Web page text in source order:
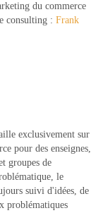
du commerce
consulting : Frank
exclusivement sur
pour des enseignes,
groupes de
le
suivi d'idées, de
problématiques